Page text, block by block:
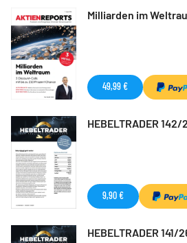
Milliarden im
49,99 €
HEBELTRADER 142/
9,90 €
HEBELTRADER 141/